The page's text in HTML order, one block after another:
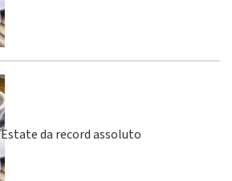
Estate da record assoluto